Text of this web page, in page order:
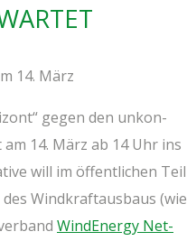
14. März
gegen den unkon­
14. März ab 14 Uhr ins
will im öffent­li­chen Teil
Wind­kraft­aus­baus (wie
Wind­Ener­gy Net­